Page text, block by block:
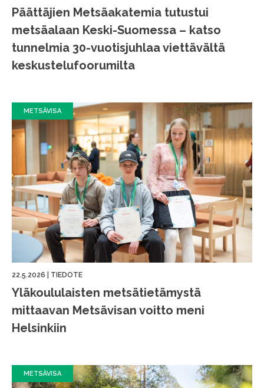
Päättäjien Metsäakatemia tutustui
metsäalaan Keski-Suomessa – katso
tunnelmia 30-vuotisjuhlaa viettävältä
keskustelufoorumilta
METSÄVISA
22.5.2026 TIEDOTE
Yläkoululaisten metsätietämystä
mittaavan Metsävisan voitto meni
Helsinkiin
METSÄVISA